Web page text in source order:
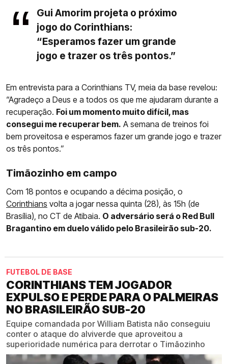
Gui Amorim projeta o próximo
jogo do Corinthians:
“Esperamos fazer um grande
jogo e trazer os três pontos.”
Em entrevista para a Corinthians TV, meia da base revelou:
“Agradeço a Deus e a todos os que me ajudaram durante a
recuperação. Foi um momento muito difícil, mas
consegui me recuperar bem. A semana de treinos foi
bem proveitosa e esperamos fazer um grande jogo e trazer
os três pontos.”
Timãozinho em campo
Com 18 pontos e ocupando a décima posição, o
Corinthians volta a jogar nessa quinta (28), às 15h (de
Brasília), no CT de Atibaia. O adversário será o Red Bull
Bragantino em duelo válido pelo Brasileirão sub-20.
FUTEBOL DE BASE
CORINTHIANS TEM JOGADOR
EXPULSO E PERDE PARA O PALMEIRAS
NO BRASILEIRÃO SUB-20
Equipe comandada por William Batista não conseguiu
conter o ataque do alviverde que aproveitou a
superioridade numérica para derrotar o Timãozinho